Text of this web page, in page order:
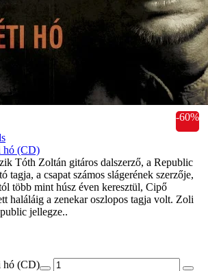
-60%
hó (CD)
Tóth Zoltán gitáros dalszerző, a Republic
tagja, a csapat számos slágerének szerzője,
több mint húsz éven keresztül, Cipő
haláláig a zenekar oszlopos tagja volt. Zoli
jellegze..
hó (CD)